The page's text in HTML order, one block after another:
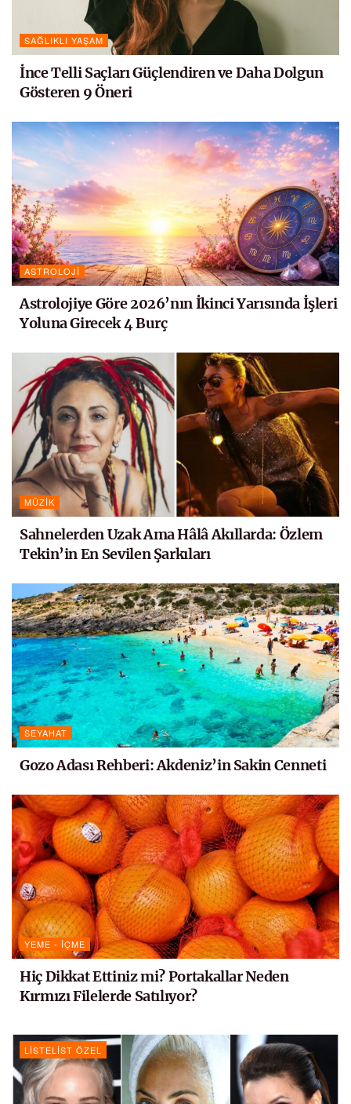
SAĞLIKLI YAŞAM
İnce Telli Saçları Güçlendiren ve Daha Dolgun
Gösteren 9 Öneri
ASTROLOJI
Astrolojiye Göre 2026’nın İkinci Yarısında İşleri
Yoluna Girecek 4 Burç
MÜZIK
Sahnelerden Uzak Ama Hâlâ Akıllarda: Özlem
Tekin’in En Sevilen Şarkıları
SEYAHAT
Gozo Adası Rehberi: Akdeniz’in Sakin Cenneti
YEME - İÇME
Hiç Dikkat Ettiniz mi? Portakallar Neden
Kırmızı Filelerde Satılıyor?
LISTELIST ÖZEL